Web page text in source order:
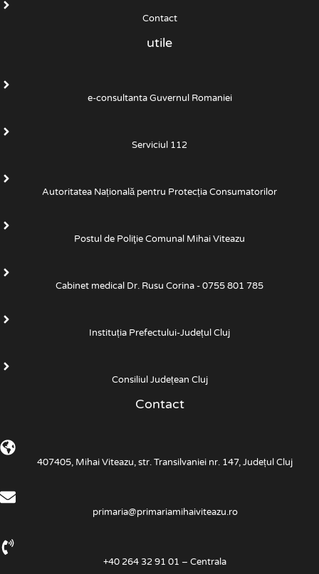
Contact
utile
e-consultanta Guvernul Romaniei
Serviciul 112
Autoritatea Națională pentru Protecția Consumatorilor
Postul de Poliţie Comunal Mihai Viteazu
Cabinet medical Dr. Rusu Corina - 0755 801 785
Instituția Prefectului-Județul Cluj
Consiliul Județean Cluj
Contact
407405, Mihai Viteazu, str. Transilvaniei nr. 147, Județul Cluj
primaria@primariamihaiviteazu.ro
+40 264 32 91 01 – Centrala